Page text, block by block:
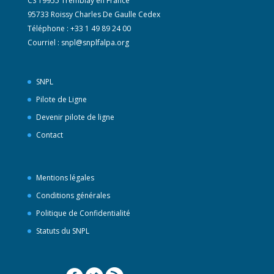
95733 Roissy Charles De Gaulle Cedex
Téléphone : +33 1 49 89 24 00
Courriel : snpl@snplfalpa.org
SNPL
Pilote de Ligne
Devenir pilote de ligne
Contact
Mentions légales
Conditions générales
Politique de Confidentialité
Statuts du SNPL